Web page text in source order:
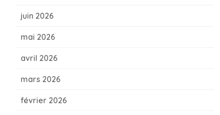
juin 2026
mai 2026
avril 2026
mars 2026
février 2026